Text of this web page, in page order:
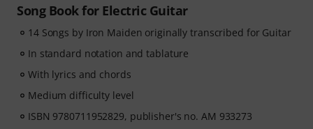
Song Book for Electric Guitar
14 Songs by Iron Maiden originally transcribed for Guitar
In standard notation and tablature
With lyrics and chords
Medium difficulty level
ISBN 9780711952829, publisher's no. AM 933273